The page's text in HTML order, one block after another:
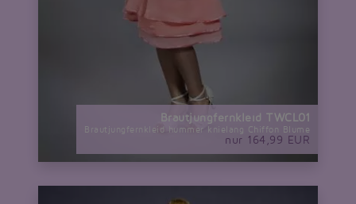
Brautjungfernkleid TWCL01
Brautjungfernkleid hummer knielang Chiffon Blume
nur 164,99 EUR